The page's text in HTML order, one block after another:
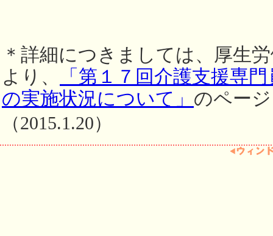
＊詳細につきましては、厚生
より、
「第１７回介護支援専
の実施状況について」 のペー
（2015.1.20）